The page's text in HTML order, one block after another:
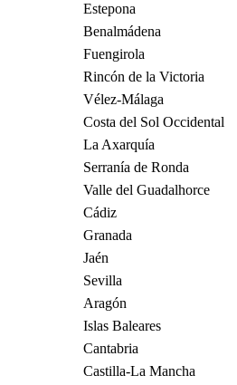
Estepona
Benalmádena
Fuengirola
Rincón de la Victoria
Vélez-Málaga
Costa del Sol Occidental
La Axarquía
Serranía de Ronda
Valle del Guadalhorce
Cádiz
Granada
Jaén
Sevilla
Aragón
Islas Baleares
Cantabria
Castilla-La Mancha